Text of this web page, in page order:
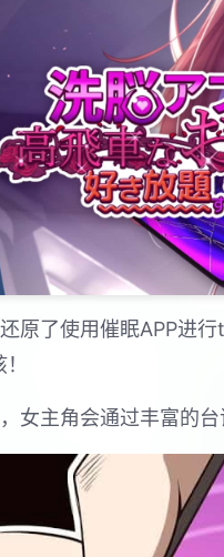
原了使用催眠APP进
女主角会通过丰富的